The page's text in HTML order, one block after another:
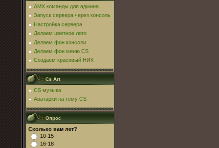
AMX команды для админа
Запуск сервера через консоль
Настройка сервера
Делаем цветное лого
Делаем фон консоли
Делаем фон меню CS
Создаем красивый НИК
Cs Art
CS музыка
Аватарки на тему CS
Опрос
Сколько вам лет?
10-15
16-18